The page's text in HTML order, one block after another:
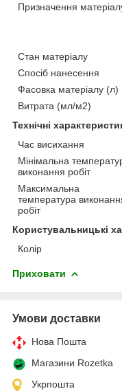
Призначення
Стан матеріалу
Спосіб нанесення
Фасовка матеріалу (л)
Витрата (мл/м2)
Технічні
Час висихання
Мінімальна
виконання робіт
Максимальна
температура
робіт
Користувальницькі
Колір
Приховати
Умови доставки
Нова Пошта
Магазини Rozetka
Укрпошта